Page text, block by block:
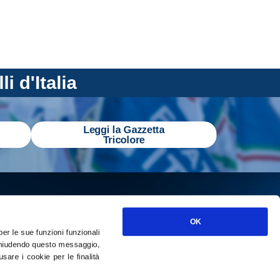
le sue funzioni funzionali
questo messaggio,
i cookie per le finalità
OK
d'Italia
Leggi la Gazzetta
Tricolore